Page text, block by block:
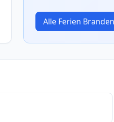
Alle Ferien